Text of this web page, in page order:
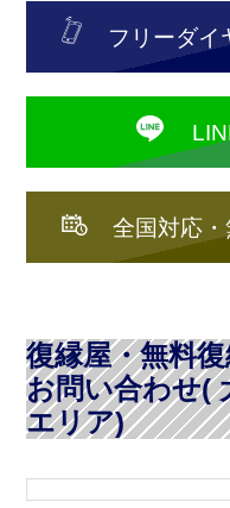
フリーダイ
全国対応
復縁屋・無料
お問い合わせ(
エリア)